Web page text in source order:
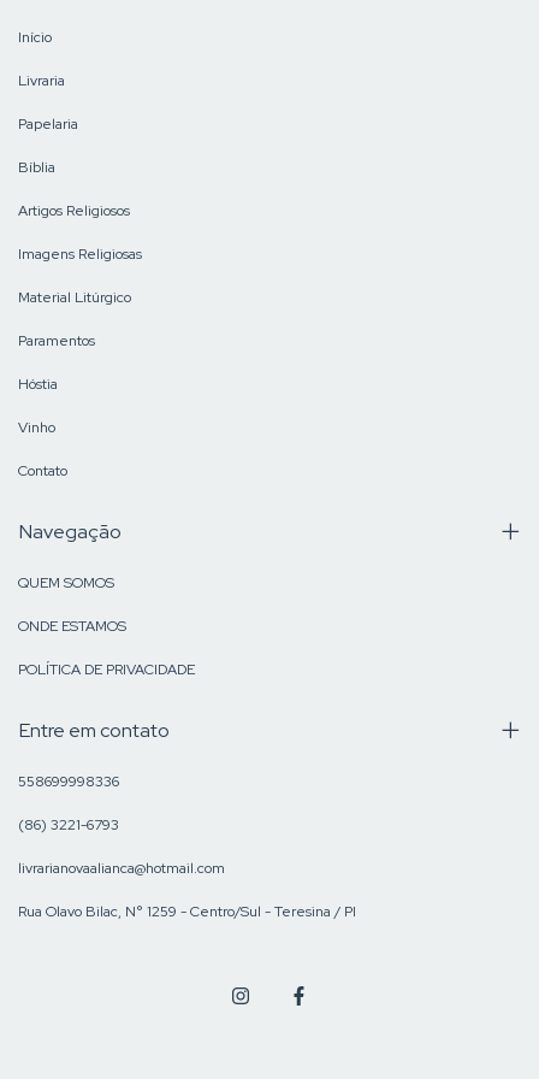
Início
Livraria
Papelaria
Bíblia
Artigos Religiosos
Imagens Religiosas
Material Litúrgico
Paramentos
Hóstia
Vinho
Contato
Navegação
QUEM SOMOS
ONDE ESTAMOS
POLÍTICA DE PRIVACIDADE
Entre em contato
558699998336
(86) 3221-6793
livrarianovaalianca@hotmail.com
Rua Olavo Bilac, N° 1259 - Centro/Sul - Teresina / PI